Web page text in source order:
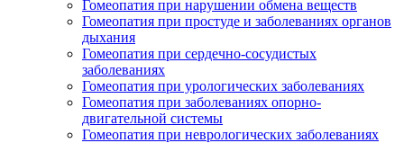
Гомеопатия при нарушении обмена веществ
Гомеопатия при простуде и заболеваниях органов
дыхания
Гомеопатия при сердечно-сосудистых
заболеваниях
Гомеопатия при урологических заболеваниях
Гомеопатия при заболеваниях опорно-
двигательной системы
Гомеопатия при неврологических заболеваниях